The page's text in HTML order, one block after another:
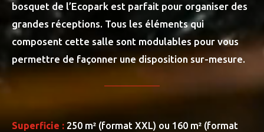
bosquet de l’Ecopark est parfait pour organiser des
grandes réceptions. Tous les éléments qui
composent cette salle sont modulables pour vous
permettre de façonner une disposition sur-mesure.
Superficie : 250 m² (format XXL) ou 160 m² (format